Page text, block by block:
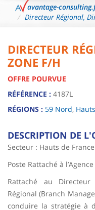
avantage-
Directeur Régional,
DIRECTEUR
ZONE F/H
OFFRE POURVUE
RÉFÉRENCE : 4187L
RÉGIONS : 59 Nord,
DESCRIPTION DE
Secteur : Hauts de France
Poste Rattaché à
Rattaché au
Régional (Branch
conduire la stratégie à